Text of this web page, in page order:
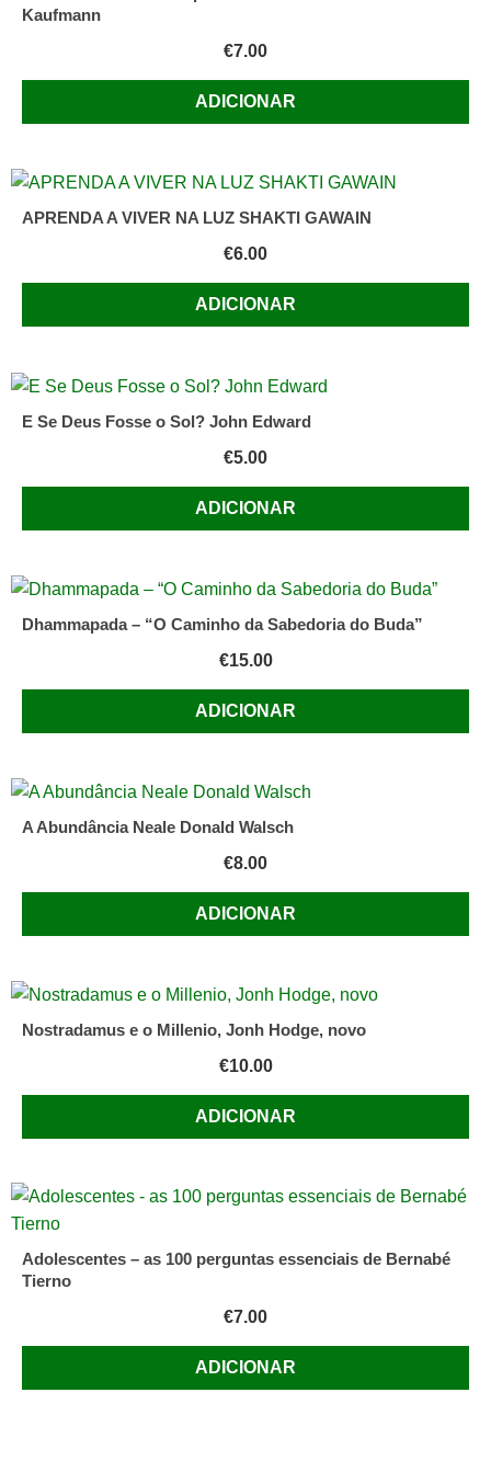
Kaufmann
€7.00
ADICIONAR
APRENDA A VIVER NA LUZ SHAKTI GAWAIN
€6.00
ADICIONAR
E Se Deus Fosse o Sol? John Edward
€5.00
ADICIONAR
Dhammapada – “O Caminho da Sabedoria do Buda”
€15.00
ADICIONAR
A Abundância Neale Donald Walsch
€8.00
ADICIONAR
Nostradamus e o Millenio, Jonh Hodge, novo
€10.00
ADICIONAR
Adolescentes – as 100 perguntas essenciais de Bernabé
Tierno
€7.00
ADICIONAR